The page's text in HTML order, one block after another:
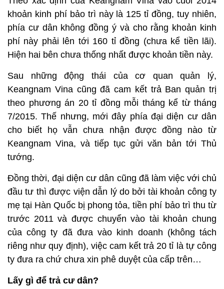
khoản kinh phí bảo trì này là 125 tỉ đồng, tuy nhiên,
phía cư dân không đồng ý và cho rằng khoản kinh
phí này phải lên tới 160 tỉ đồng (chưa kể tiền lãi).
Hiện hai bên chưa thống nhất được khoản tiền này.
Sau những động thái của cơ quan quản lý,
Keangnam Vina cũng đã cam kết trả Ban quản trị
theo phương án 20 tỉ đồng mỗi tháng kể từ tháng
7/2015. Thế nhưng, mới đây phía đại diện cư dân
cho biết họ vẫn chưa nhận được đồng nào từ
Keangnam Vina, và tiếp tục gửi văn bản tới Thủ
tướng.
Đồng thời, đại diện cư dân cũng đã làm việc với chủ
đầu tư thì được viện dẫn lý do bởi tài khoản công ty
mẹ tại Hàn Quốc bị phong tỏa, tiền phí bảo trì thu từ
trước 2011 và được chuyển vào tài khoản chung
của công ty đã đưa vào kinh doanh (không tách
riêng như quy định), việc cam kết trả 20 tỉ là tự công
ty đưa ra chứ chưa xin phê duyệt của cấp trên…
Lấy gì để trả cư dân?